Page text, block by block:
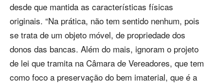
desde que mantida as características físicas
originais. “Na prática, não tem sentido nenhum, pois
se trata de um objeto móvel, de propriedade dos
donos das bancas. Além do mais, ignoram o projeto
de lei que tramita na Câmara de Vereadores, que tem
como foco a preservação do bem imaterial, que é a